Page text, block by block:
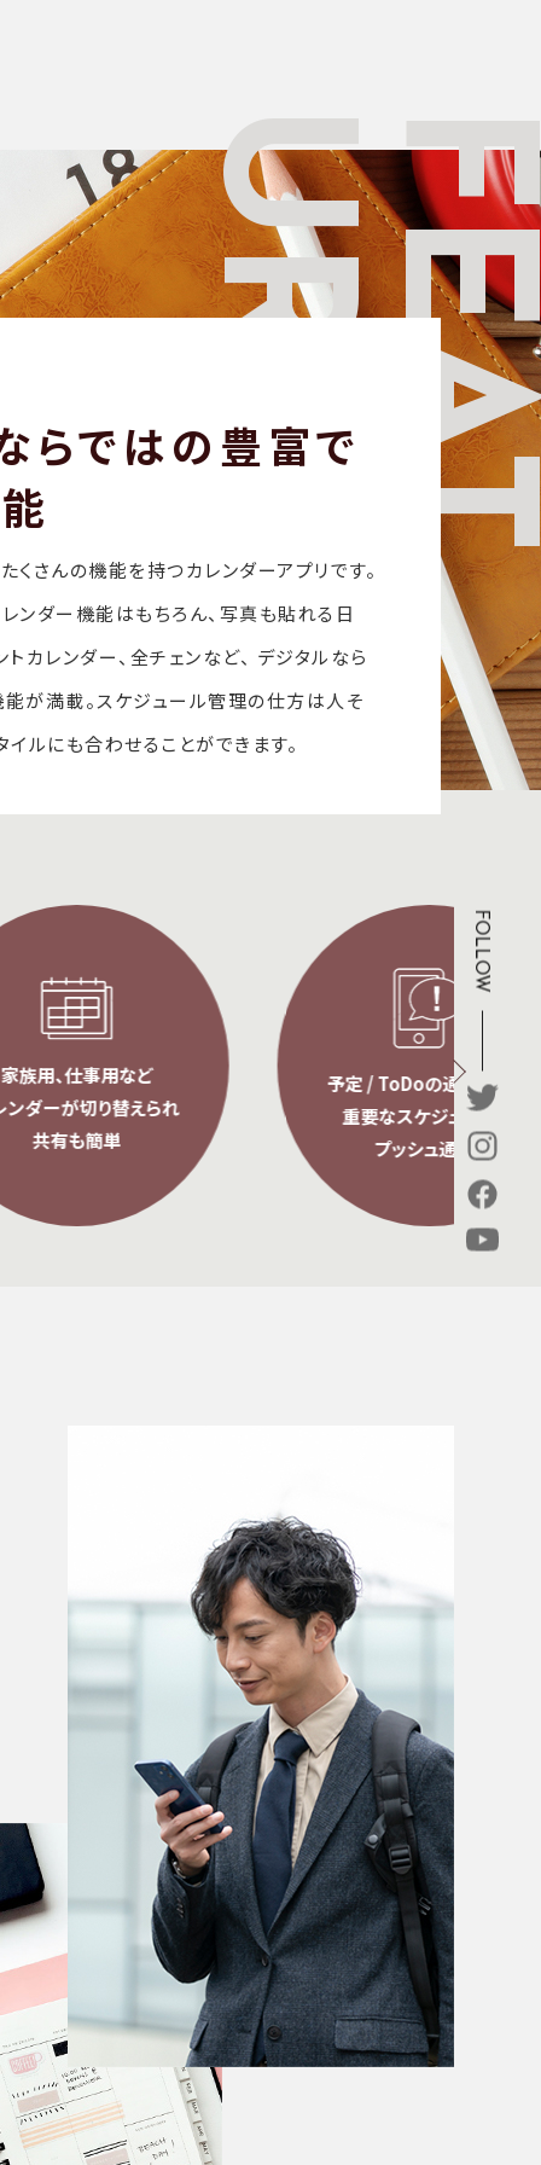
FOLLOW
FEAT
URE
らではの豊富で
くさんの機能を持つカレンダーアプリです。
ンダー機能はもちろん、写真も貼れる日
トカレンダー、全チェンなど、 デジタルなら
が満載。スケジュール管理の仕方は人そ
ルにも合わせることができます。
られ
予定 / ToDoの通知機能で
重要なスケジュールを
プッシュ通知。